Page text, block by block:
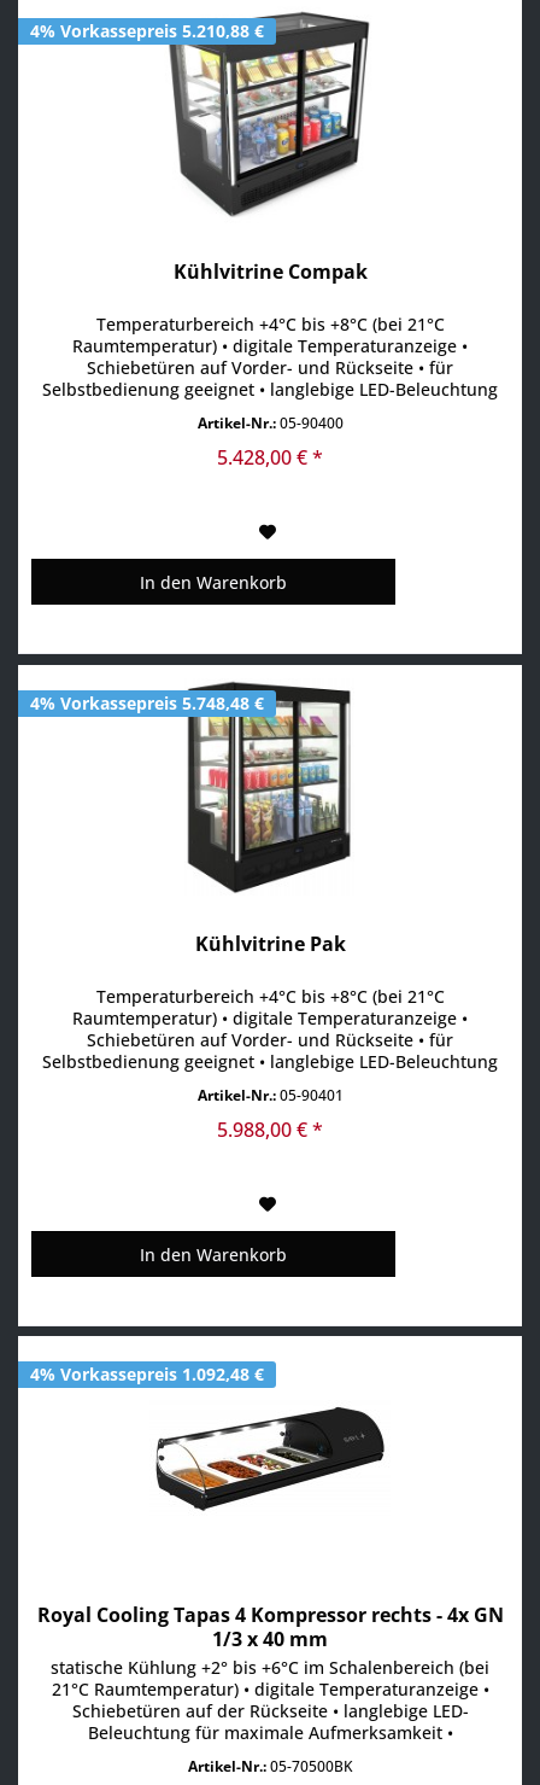
4% Vorkassepreis 5.210,88 €
Kühlvitrine Compak
Temperaturbereich +4°C bis +8°C (bei 21°C
Raumtemperatur) • digitale Temperaturanzeige •
Schiebetüren auf Vorder- und Rückseite • für
Selbstbedienung geeignet • langlebige LED-Beleuchtung
Aufmerksamkeit • Absatzsteigerung durch maximale
Sichtbarkeit der Produkte • modulares Design ermöglicht
Artikel-Nr.:05-90400
5.428,00 € *
In den Warenkorb
4% Vorkassepreis 5.748,48 €
Kühlvitrine Pak
Temperaturbereich +4°C bis +8°C (bei 21°C
Raumtemperatur) • digitale Temperaturanzeige •
Schiebetüren auf Vorder- und Rückseite • für
Selbstbedienung geeignet • langlebige LED-Beleuchtung
Aufmerksamkeit • Absatzsteigerung durch maximale
Sichtbarkeit der Produkte • modulares Design ermöglicht
Artikel-Nr.:05-90401
5.988,00 € *
In den Warenkorb
4% Vorkassepreis 1.092,48 €
Royal Cooling Tapas 4 Kompressor rechts - 4x GN
1/3 x 40 mm
statische Kühlung +2° bis +6°C im Schalenbereich (bei
21°C Raumtemperatur) • digitale Temperaturanzeige •
Schiebetüren auf der Rückseite • langlebige LED-
Beleuchtung für maximale Aufmerksamkeit •
Produkte • Scheiben aus gehärtetem Glas • aufklappbare
Artikel-Nr.:05-70500BK